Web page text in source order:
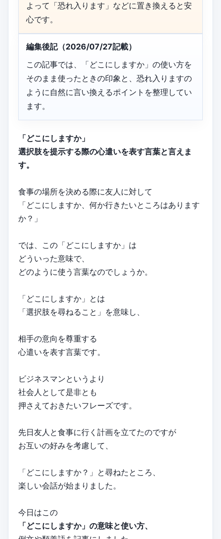
よって「恐れ入ります」などに置き換えると安
心です。
編集後記（2026/07/27記載）
この記事では、「どこにしますか」の使い方を
そのまま使ったときの印象と、恐れ入りますの
ように自然に言い換えるポイントを整理してい
ます。
「どこにしますか」
選択肢を提示する際の心遣いを表す言葉と言えま
す。
食事の場所を決める際に友人に対して
「どこにしますか、何か行きたいところはあります
か？」
では、この「どこにしますか」は
どういった意味で、
どのように使う言葉なのでしょうか。
「どこにしますか」とは
「選択肢を尋ねること」を意味し、
相手の意向を尊重する
心遣いを表す言葉です。
ビジネスマンというより
社会人として是非とも
押さえておきたいフレーズです。
先日友人と食事に行く計画を立てたのですが
お互いの好みを考慮して、
「どこにしますか？」と尋ねたところ、
楽しい会話が始まりました。
今日はこの
「どこにしますか」の意味と使い方、